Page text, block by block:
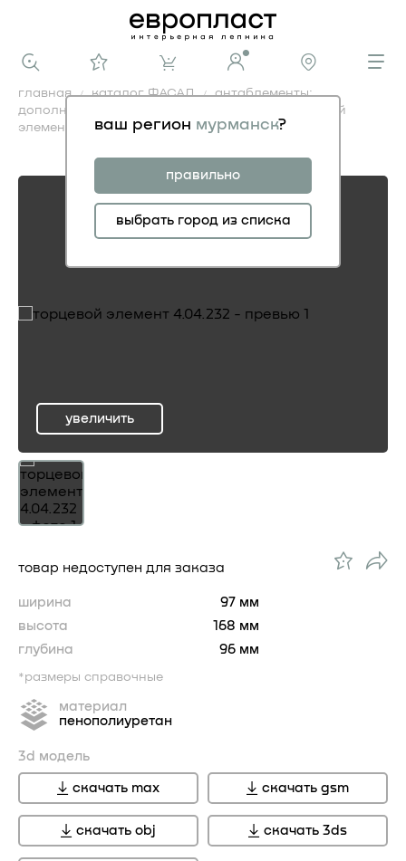
ваш регион мурманск?
правильно
выбрать город из списка
главная каталог ФАСАД
антаблементы:
дополнительные элементы фасадные
торцевой
элемент 4.04.232
торцевой элемент 4.04.232
ru
увеличить
товар недоступен для заказа
ширина
97 мм
высота
168 мм
глубина
96 мм
*размеры справочные
материал
пенополиуретан
3d модель
скачать max скачать gsm
скачать obj скачать 3ds